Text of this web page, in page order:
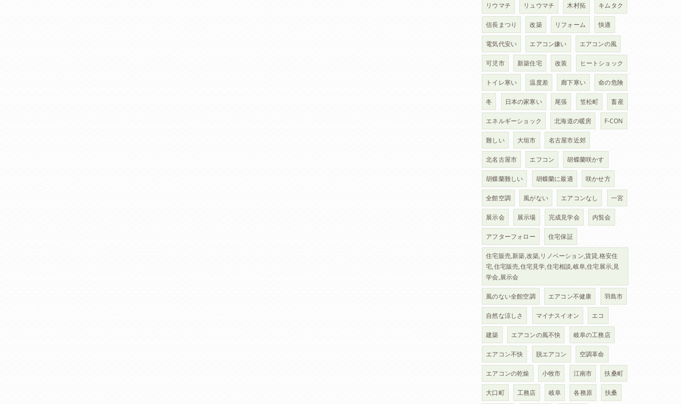
リウマチ リュウマチ 木村拓 キムタク
信長まつり 改築 リフォーム 快適
電気代安い エアコン嫌い エアコンの風
可児市 新築住宅 改装 ヒートショック
トイレ寒い 温度差 廊下寒い 命の危険
冬 日本の家寒い 尾張 笠松町 畜産
エネルギーショック 北海道の暖房 F-CON
難しい 大垣市 名古屋市近郊
北名古屋市 エフコン 胡蝶蘭咲かす
胡蝶蘭難しい 胡蝶蘭に最適 咲かせ方
全館空調 風がない エアコンなし 一宮
展示会 展示場 完成見学会 内覧会
アフターフォロー 住宅保証
住宅販売,新築,改築,リノベーション,賃貸,格安住
宅,住宅販売,住宅見学,住宅相談,岐阜,住宅展示,見
学会,展示会
風のない全館空調 エアコン不健康 羽島市
自然な涼しさ マイナスイオン エコ
建築 エアコンの風不快 岐阜の工務店
エアコン不快 脱エアコン 空調革命
エアコンの乾燥 小牧市 江南市 扶桑町
大口町 工務店 岐阜 各務原 扶桑